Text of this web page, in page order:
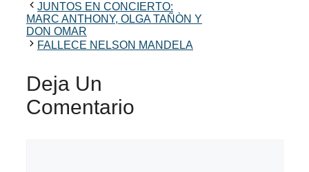
JUNTOS EN CONCIERTO:
MARC ANTHONY, OLGA TAÑÒN Y
DON OMAR
FALLECE NELSON MANDELA
Deja Un
Comentario